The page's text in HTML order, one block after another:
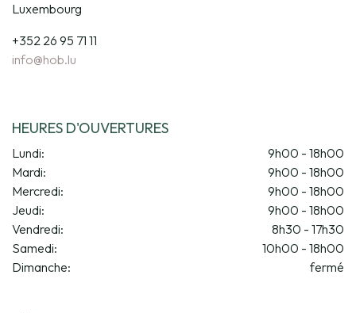
Luxembourg
+352 26 95 71 11
info@hob.lu
HEURES D'OUVERTURES
Lundi:
9h00 - 18h00
Mardi:
9h00 - 18h00
Mercredi:
9h00 - 18h00
Jeudi:
9h00 - 18h00
Vendredi:
8h30 - 17h30
Samedi:
10h00 - 18h00
Dimanche:
fermé